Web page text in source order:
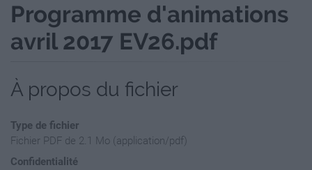
Programme d'animations
avril 2017 EV26.pdf
À propos du fichier
Type de fichier
Fichier PDF de 2.1 Mo (application/pdf)
Confidentialité